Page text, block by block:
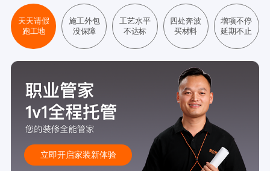
天天请假
跑工地
施工外包
没保障
工艺水平
不达标
四处奔波
买材料
增项不停
延期不止
立即开启家装新体验